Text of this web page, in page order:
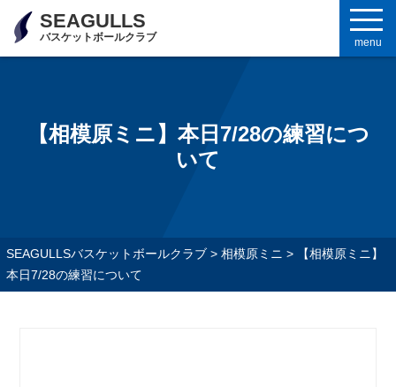
SEAGULLS
バスケットボールクラブ menu
【相模原ミニ】本日7/28の練習につ
いて
SEAGULLSバスケットボールクラブ> 相模原ミニ >
【相模原ミニ】
本日7/28の練習について